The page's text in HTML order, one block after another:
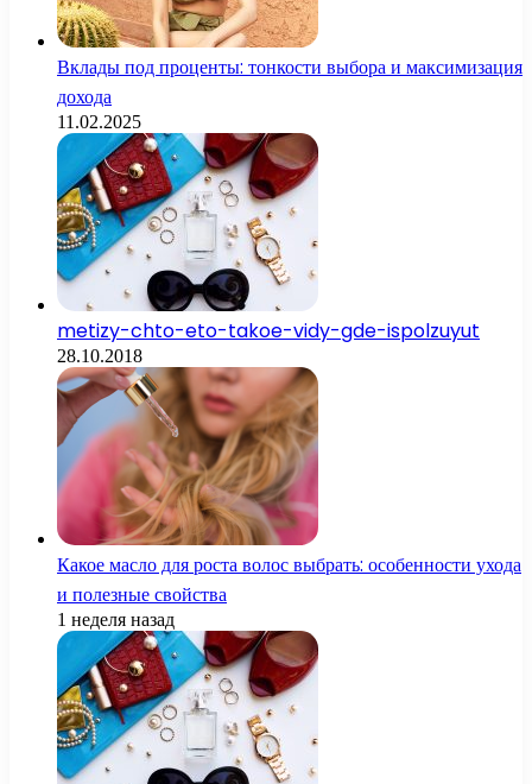
Вклады под проценты: тонкости выбора и максимизация
дохода
11.02.2025
metizy-chto-eto-takoe-vidy-gde-ispolzuyut
28.10.2018
Какое масло для роста волос выбрать: особенности ухода
и полезные свойства
1 неделя назад